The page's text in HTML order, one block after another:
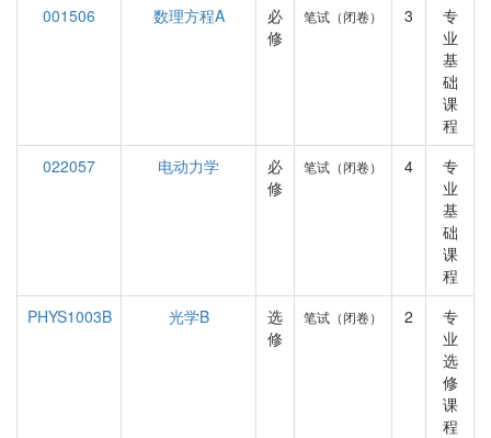
001506 数理方程A
必
修
笔试（闭卷） 3
专
业
基
础
课
程
022057
电动力学
必
修
笔试（闭卷） 4
专
业
基
础
课
程
PHYS1003B
光学B
选
修
笔试（闭卷） 2
专
业
选
修
课
程